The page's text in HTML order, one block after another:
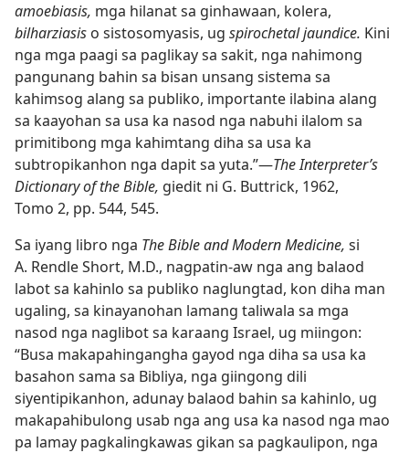
amoebiasis, mga hilanat sa ginhawaan, kolera,
bilharziasis o sistosomyasis, ug spirochetal jaundice. Kini
nga mga paagi sa paglikay sa sakit, nga nahimong
pangunang bahin sa bisan unsang sistema sa
kahimsog alang sa publiko, importante ilabina alang
sa kaayohan sa usa ka nasod nga nabuhi ilalom sa
primitibong mga kahimtang diha sa usa ka
subtropikanhon nga dapit sa yuta.”​—The Interpreter’s
Dictionary of the Bible, giedit ni G. Buttrick, 1962,
Tomo 2, pp. 544, 545.
Sa iyang libro nga The Bible and Modern Medicine, si
A. Rendle Short, M.D., nagpatin-aw nga ang balaod
labot sa kahinlo sa publiko naglungtad, kon diha man
ugaling, sa kinayanohan lamang taliwala sa mga
nasod nga naglibot sa karaang Israel, ug miingon:
“Busa makapahingangha gayod nga diha sa usa ka
basahon sama sa Bibliya, nga giingong dili
siyentipikanhon, adunay balaod bahin sa kahinlo, ug
makapahibulong usab nga ang usa ka nasod nga mao
pa lamay pagkalingkawas gikan sa pagkaulipon, nga